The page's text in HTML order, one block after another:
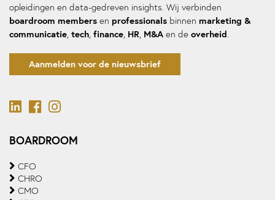
opleidingen en data-gedreven insights. Wij verbinden
boardroom members en professionals binnen marketing &
communicatie, tech, finance, HR, M&A en de overheid.
Aanmelden voor de nieuwsbrief
BOARDROOM
CFO
CHRO
CMO